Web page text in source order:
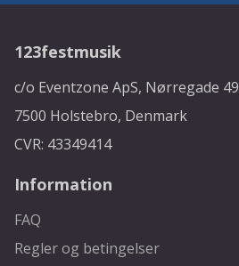
123festmusik
c/o Eventzone ApS, Nørregade 49
7500 Holstebro, Denmark
CVR: 43349414
Information
FAQ
Regler og betingelser